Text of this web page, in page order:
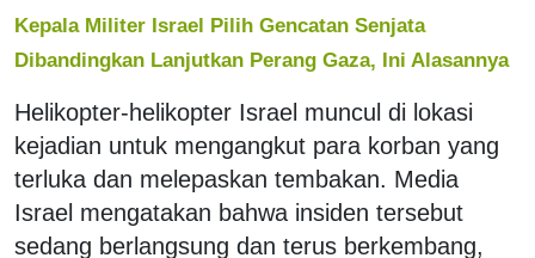
Kepala Militer Israel Pilih Gencatan Senjata
Dibandingkan Lanjutkan Perang Gaza, Ini Alasannya
Helikopter-helikopter Israel muncul di lokasi
kejadian untuk mengangkut para korban yang
terluka dan melepaskan tembakan. Media
Israel mengatakan bahwa insiden tersebut
sedang berlangsung dan terus berkembang,